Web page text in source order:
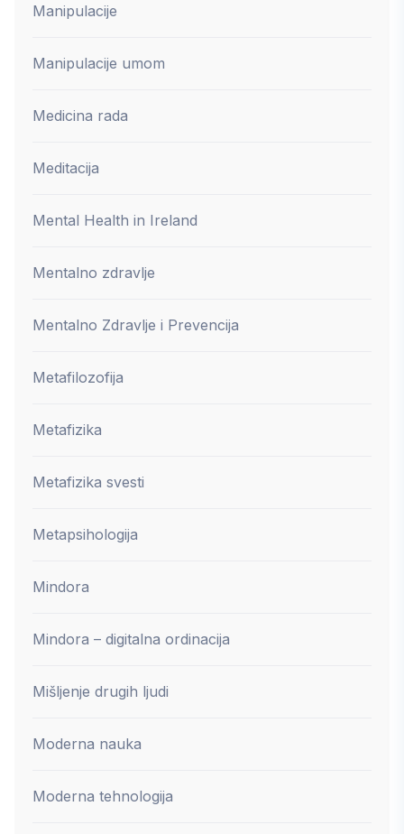
Manipulacije
Manipulacije umom
Medicina rada
Meditacija
Mental Health in Ireland
Mentalno zdravlje
Mentalno Zdravlje i Prevencija
Metafilozofija
Metafizika
Metafizika svesti
Metapsihologija
Mindora
Mindora – digitalna ordinacija
Mišljenje drugih ljudi
Moderna nauka
Moderna tehnologija